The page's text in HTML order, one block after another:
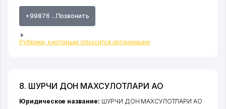
+99876 ...Позвонить
Рубрики, к которым относится организация
8. ШУРЧИ ДОН МАХСУЛОТЛАРИ АО
Юридическое название: ШУРЧИ ДОН МАХСУЛОТЛАРИ АО